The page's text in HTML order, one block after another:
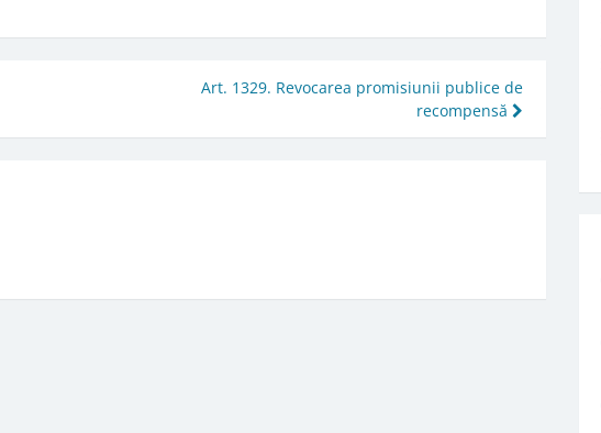
Art. 1329. Revocarea promisiunii publice de
recompensă